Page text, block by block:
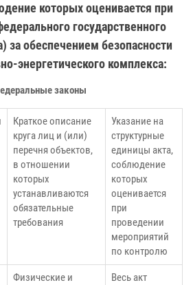
которых оценивается при
государственного
за обеспечением безопасности
энергетического комплекса:
законы
Краткое описание
круга лиц и (или)
перечня объектов,
в отношении
которых
устанавливаются
обязательные
требования
Указание на
структурные
единицы акта,
соблюдение
которых
оценивается
при
проведении
мероприятий
по контролю
Физические и
Весь акт